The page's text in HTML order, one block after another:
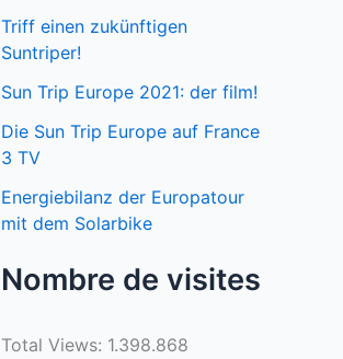
Triff einen zukünftigen
Suntriper!
Sun Trip Europe 2021: der film!
Die Sun Trip Europe auf France
3 TV
Energiebilanz der Europatour
mit dem Solarbike
Nombre de visites
Total Views: 1.398.868